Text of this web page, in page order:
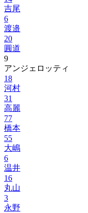
吉尾
6
渡邉
20
圓道
9
アンジェロッティ
18
河村
31
高麗
77
橋本
55
大嶋
6
温井
16
丸山
3
永野